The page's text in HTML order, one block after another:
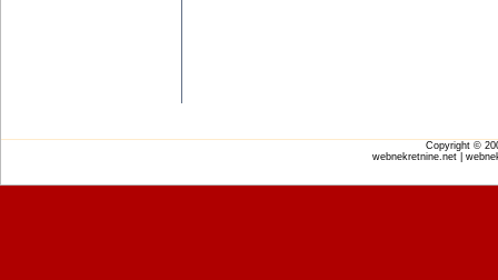
Copyright ©
webnekretnine.net |